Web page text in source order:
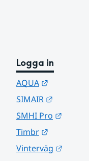
Logga in
AQUA
SIMAIR
SMHI Pro
Timbr
Vinterväg